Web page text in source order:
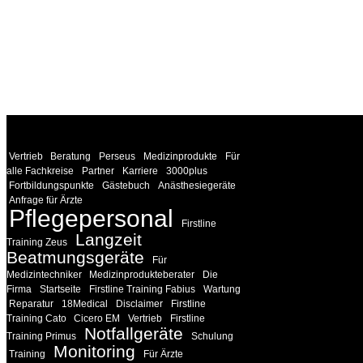
Vertrieb Beratung Perseus Medizinprodukte
Für
alle Fachkreise
Partner Karriere
3000plus
Fortbildungspunkte
Gästebuch
Anästhesiegeräte
Anfrage für Ärzte
Pflegepersonal
Firstline
Training Zeus
Langzeit
Beatmungsgeräte
Für
Medizintechniker
Medizinprodukteberater
Die
Firma
Startseite Firstline Training Fabius
Wartung
Reparatur
18Medical Disclaimer
Firstline
Training Cato
Cicero EM Vertrieb
Firstline
Training Primus
Notfallgeräte
Schulung
Training
Monitoring Für Ärzte